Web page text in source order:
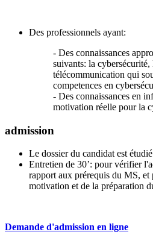
Des professionnels ayant:
- Des connaissances
suivants: la cybersécurité,
télécommunication qui
competences en
- Des connaissances en
motivation réelle pour la
admission
Le dossier du candidat est
Entretien de 30’: pour vérifier
rapport aux prérequis du MS, et
motivation et de la préparation
Demande d'admission en ligne